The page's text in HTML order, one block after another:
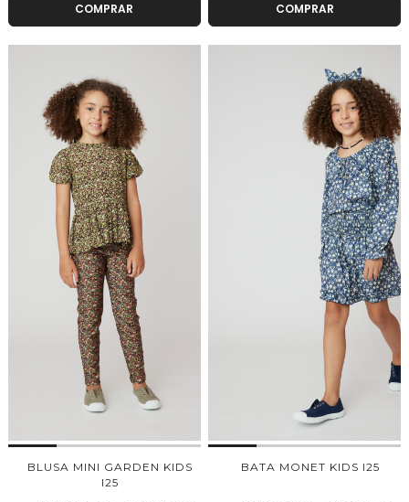
COMPRAR COMPRAR
BLUSA MINI GARDEN KIDS
I25
BATA MONET KIDS I25